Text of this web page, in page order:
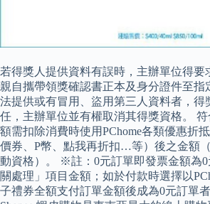
若得獎人提供資料有誤時，主辦單位得要
親自攜帶領獎確認書正本及身分證件至指
法提供或有冒用、盜用第三人資料者，得
任，主辦單位並有權取消其得獎資格。
額需扣除消費時使用PChome各類優惠折
價券、P幣、點我再折扣…等）後之金額
動資格）。 ※註：0元訂單即發票金額為
關處理」項目金額；如於付款時選擇以
子禮券全額支付訂單金額後成為0元訂單